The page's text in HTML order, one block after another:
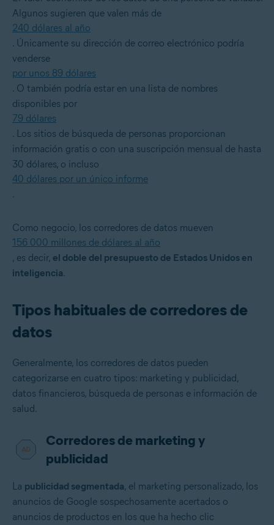
Algunos sugieren que valen más de
240 dólares al año
. Únicamente su dirección de correo electrónico podría
venderse
por unos 89 dólares
. O también podría estar en una lista de nombres
disponibles por
79 dólares
. Los sitios de búsqueda de personas proporcionan
información gratis o con una suscripción mensual de hasta
30 dólares, o incluso
40 dólares por un único informe
.
Como negocio, los corredores de datos mueven
156 000 millones de dólares al año
, es decir, el doble del presupuesto de Estados Unidos en
inteligencia.
Tipos habituales de corredores de
datos
Generalmente, los corredores de datos pueden
categorizarse en cuatro tipos: marketing y publicidad,
datos financieros, búsqueda de personas e información de
salud.
Corredores de marketing y
publicidad
La publicidad segmentada, el marketing personalizado, los
anuncios de Google sospechosamente acertados o
anuncios de productos en los que ha hecho clic